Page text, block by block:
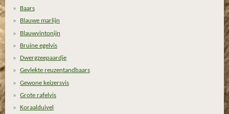
6
s
e
r
r
e
n
e
n
e
n
Baars
Blauwe marlijn
Blauwvintonijn
Bruine egelvis
Dwergzeepaardje
Gevlekte reuzentandbaars
Gewone keizersvis
Grote rafelvis
Koraalduivel